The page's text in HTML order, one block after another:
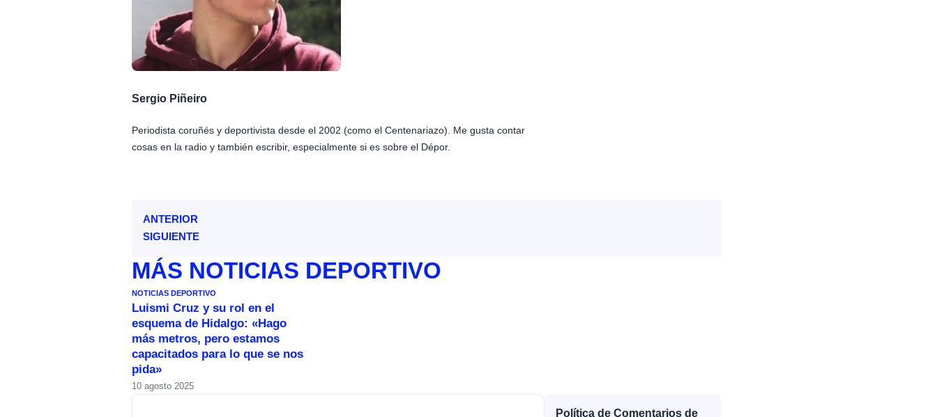
Sergio Piñeiro
Periodista coruñés y deportivista desde el 2002 (como el Centenariazo). Me gusta contar
cosas en la radio y también escribir, especialmente si es sobre el Dépor.
ANTERIOR
SIGUIENTE
MÁS NOTICIAS DEPORTIVO
NOTICIAS DEPORTIVO
Luismi Cruz y su rol en el
esquema de Hidalgo: «Hago
más metros, pero estamos
capacitados para lo que se nos
pida»
10 agosto 2025
Política de Comentarios de